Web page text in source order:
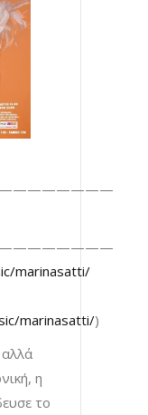
marinasatti/
marinasatti/)
η
το